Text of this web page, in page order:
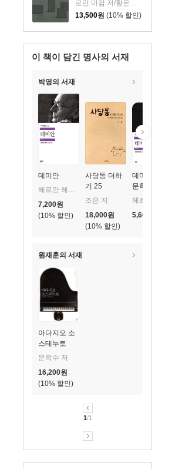
13,500원 (10% 할인)
이 책이 담긴 명사의 서재
박영의 서재
데미안
헤르만 헤세 저/전영애 역
10%
7,200원
사당동 더하
기 25
조은 저
10%
18,000원
데미안 - 세
문학전집
044
5,600
원재훈의 서재
아다지오 소
스테누토
문학수 저
10%
16,200원
1/1